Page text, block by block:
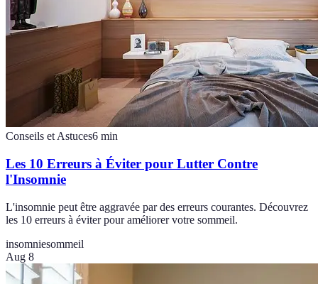
Conseils et Astuces6 min
Les 10 Erreurs à Éviter pour Lutter Contre
l'Insomnie
L'insomnie peut être aggravée par des erreurs courantes. Découvrez
les 10 erreurs à éviter pour améliorer votre sommeil.
insomniesommeil
Aug 8